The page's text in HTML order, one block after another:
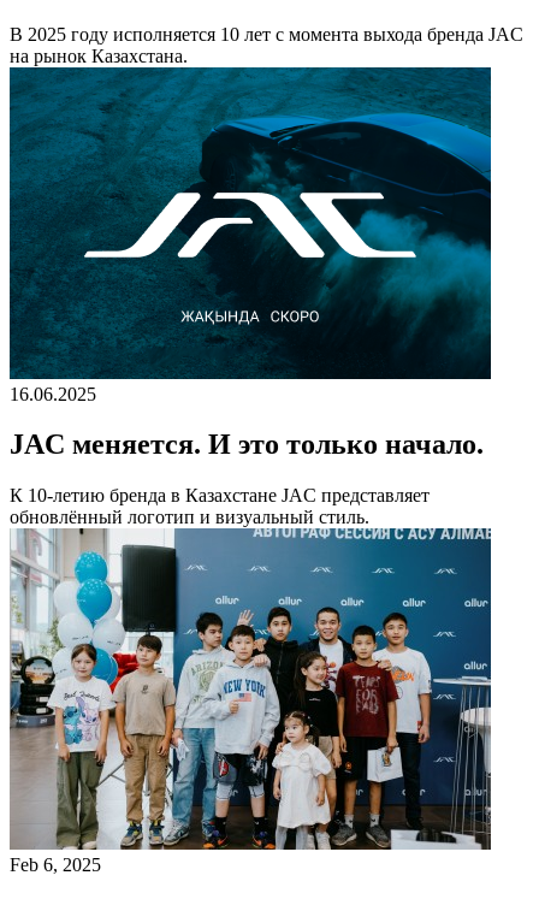
В 2025 году исполняется 10 лет с момента выхода бренда JAC
на рынок Казахстана.
16.06.2025
JAC меняется. И это только начало.
К 10-летию бренда в Казахстане JAC представляет
обновлённый логотип и визуальный стиль.
Feb 6, 2025